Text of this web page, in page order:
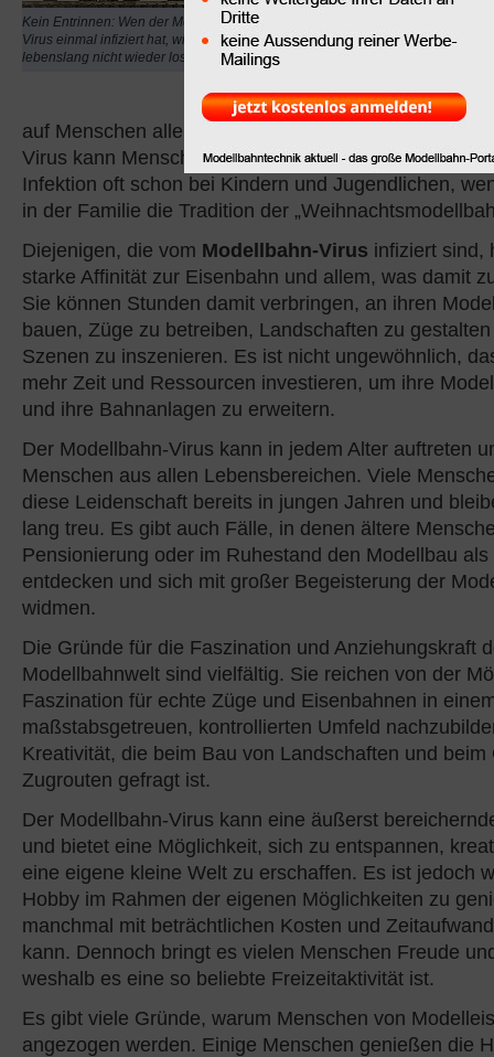
Kein Entrinnen: Wen der Modellbahn-
Virus einmal infiziert hat, wird ihn meist
lebenslang nicht wieder los
Begriff für die
Leidenschaft für
Anziehungskraft von
auf Menschen aller Altersgruppen zu beschreiben.
Virus kann Menschen jeden Alters befallen, aber er
Infektion oft schon bei Kindern und Jugendlichen,
in der Familie die Tradition der
Diejenigen, die vom Modellbahn-Virus infiziert sind,
starke Affinität zur Eisenbahn und allem, was damit
Sie können Stunden damit verbringen, an ihren
bauen, Züge zu betreiben, Landschaften zu
Szenen zu inszenieren. Es ist nicht ungewöhnlich,
mehr Zeit und Ressourcen investieren, um ihre
und ihre Bahnanlagen zu erweitern.
Der Modellbahn-Virus kann in jedem Alter auftreten
Menschen aus allen Lebensbereichen. Viele
diese Leidenschaft bereits in jungen Jahren und
lang treu. Es gibt auch Fälle, in denen ältere
Pensionierung oder im Ruhestand den Modellbau als
entdecken und sich mit großer Begeisterung der
widmen.
Die Gründe für die Faszination und Anziehungskraft
Modellbahnwelt sind vielfältig. Sie reichen von der
Faszination für echte Züge und Eisenbahnen in
maßstabsgetreuen, kontrollierten Umfeld
Kreativität, die beim Bau von Landschaften und beim
Zugrouten gefragt ist.
Der Modellbahn-Virus kann eine äußerst
und bietet eine Möglichkeit, sich zu entspannen,
eine eigene kleine Welt zu erschaffen. Es ist jedoch
Hobby im Rahmen der eigenen Möglichkeiten zu
manchmal mit beträchtlichen Kosten und
kann. Dennoch bringt es vielen Menschen Freude
weshalb es eine so beliebte Freizeitaktivität ist.
Es gibt viele Gründe, warum Menschen von
angezogen werden. Einige Menschen genießen die